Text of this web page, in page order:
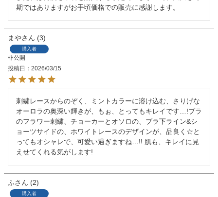
まや 3
購入者
非公開
投稿日
2026/03/15
刺繍レースからのぞく、ミントカラーに溶け込む、さりげな
オーロラの奥深い輝きが、もぉ、とってもキレイです…!ブラ
のフラワー刺繍、チョーカーとオソロの、ブラ下ライン&シ
ョーツサイドの、ホワイトレースのデザインが、品良く☆と
ってもオシャレで、可愛い過ぎますね…!! 肌も、キレイに見
えせてくれる気がします!
ふ 2
購入者